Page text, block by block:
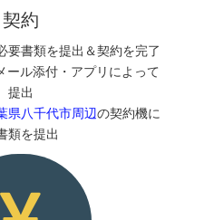
契約
要書類を提出＆契約を完了
ール添付・アプリによって
提出
県八千代市周辺の契約機に
類を提出